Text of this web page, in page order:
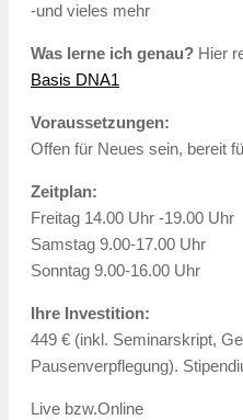
-und vieles mehr
Was lerne ich genau? Hier
Basis DNA1
Voraussetzungen:
Offen für Neues sein, bereit
Zeitplan:
Freitag 14.00 Uhr -19.00 Uhr
Samstag 9.00-17.00 Uhr
Sonntag 9.00-16.00 Uhr
Ihre Investition:
449 € (inkl. Seminarskript,
Pausenverpflegung).
Live bzw.Online